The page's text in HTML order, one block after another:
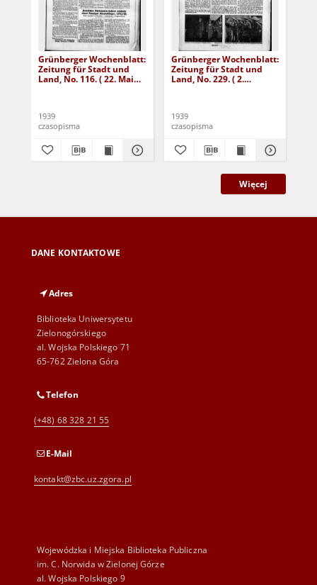
Grünberger Wochenblatt:
Zeitung für Stadt und
Land, No. 116. ( 22. Mai
1939
czasopisma
Grünberger Wochenblatt:
Zeitung für Stadt und
Land, No. 229. ( 2.
1939
czasopisma
Więcej
DANE KONTAKTOWE
Adres
Biblioteka Uniwersytetu
Zielonogórskiego
al. Wojska Polskiego 71
65-762 Zielona Góra
Telefon
(+48) 68 328 21 55
E-Mail
kontakt@zbc.uz.zgora.pl
Wojewódzka i Miejska Biblioteka Publiczna
im. C. Norwida w Zielonej Górze
al. Wojska Polskiego 9